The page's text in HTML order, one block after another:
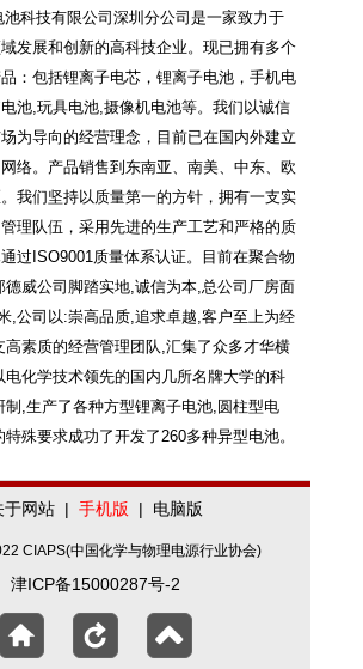
池科技有限公司深圳分公司是一家致力于
发展和创新的高科技企业。现已拥有多个
：包括锂离子电芯，锂离子电池，手机电
池,玩具电池,摄像机电池等。我们以诚信
为导向的经营理念，目前已在国内外建立
络。产品销售到东南亚、南美、中东、欧
我们坚持以质量第一的方针，拥有一支实
理队伍，采用先进的生产工艺和严格的质
过ISO9001质量体系认证。目前在聚合物
德威公司脚踏实地,诚信为本,总公司厂房面
,公司以:崇高品质,追求卓越,客户至上为经
高素质的经营管理团队,汇集了众多才华横
电化学技术领先的国内几所名牌大学的科
制,生产了各种方型锂离子电池,圆柱型电
殊要求成功了开发了260多种异型电池。
于网站 | 手机版 | 电脑版
CIAPS(中国化学与物理电源行业协会)
津ICP备15000287号-2